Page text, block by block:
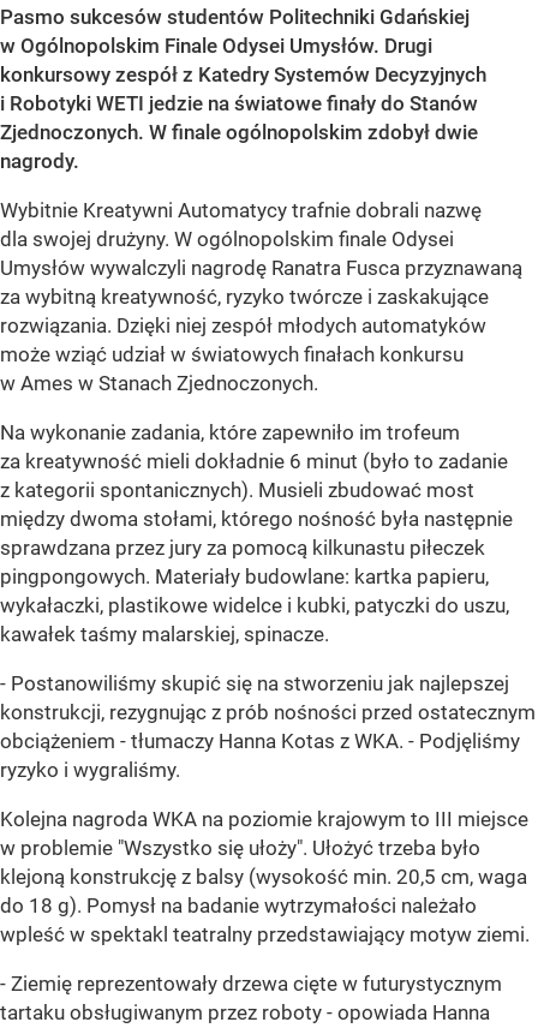
Pasmo sukcesów studentów Politechniki Gdańskiej
w Ogólnopolskim Finale Odysei Umysłów. Drugi
konkursowy zespół z Katedry Systemów Decyzyjnych
i Robotyki WETI jedzie na światowe finały do Stanów
Zjednoczonych. W finale ogólnopolskim zdobył dwie
nagrody.
Wybitnie Kreatywni Automatycy trafnie dobrali nazwę
dla swojej drużyny. W ogólnopolskim finale Odysei
Umysłów wywalczyli nagrodę Ranatra Fusca przyznawaną
za wybitną kreatywność, ryzyko twórcze i zaskakujące
rozwiązania. Dzięki niej zespół młodych automatyków
może wziąć udział w światowych finałach konkursu
w Ames w Stanach Zjednoczonych.
Na wykonanie zadania, które zapewniło im trofeum
za kreatywność mieli dokładnie 6 minut (było to zadanie
z kategorii spontanicznych). Musieli zbudować most
między dwoma stołami, którego nośność była następnie
sprawdzana przez jury za pomocą kilkunastu piłeczek
pingpongowych. Materiały budowlane: kartka papieru,
wykałaczki, plastikowe widelce i kubki, patyczki do uszu,
kawałek taśmy malarskiej, spinacze.
- Postanowiliśmy skupić się na stworzeniu jak najlepszej
konstrukcji, rezygnując z prób nośności przed ostatecznym
obciążeniem - tłumaczy Hanna Kotas z WKA. - Podjęliśmy
ryzyko i wygraliśmy.
Kolejna nagroda WKA na poziomie krajowym to III miejsce
w problemie "Wszystko się ułoży". Ułożyć trzeba było
klejoną konstrukcję z balsy (wysokość min. 20,5 cm, waga
do 18 g). Pomysł na badanie wytrzymałości należało
wpleść w spektakl teatralny przedstawiający motyw ziemi.
- Ziemię reprezentowały drzewa cięte w futurystycznym
tartaku obsługiwanym przez roboty - opowiada Hanna